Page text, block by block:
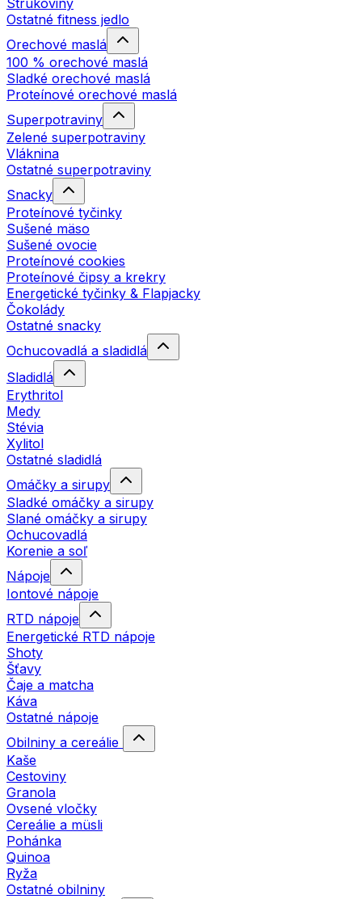
Strukoviny
Ostatné fitness jedlo
Orechové maslá
100 % orechové maslá
Sladké orechové maslá
Proteínové orechové maslá
Superpotraviny
Zelené superpotraviny
Vláknina
Ostatné superpotraviny
Snacky
Proteínové tyčinky
Sušené mäso
Sušené ovocie
Proteínové cookies
Proteínové čipsy a krekry
Energetické tyčinky & Flapjacky
Čokolády
Ostatné snacky
Ochucovadlá a sladidlá
Sladidlá
Erythritol
Medy
Stévia
Xylitol
Ostatné sladidlá
Omáčky a sirupy
Sladké omáčky a sirupy
Slané omáčky a sirupy
Ochucovadlá
Korenie a soľ
Nápoje
Iontové nápoje
RTD nápoje
Energetické RTD nápoje
Shoty
Šťavy
Čaje a matcha
Káva
Ostatné nápoje
Obilniny a cereálie
Kaše
Cestoviny
Granola
Ovsené vločky
Cereálie a müsli
Pohánka
Quinoa
Ryža
Ostatné obilniny